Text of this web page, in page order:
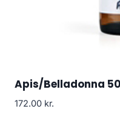
Apis/Belladonna
172.00 kr.